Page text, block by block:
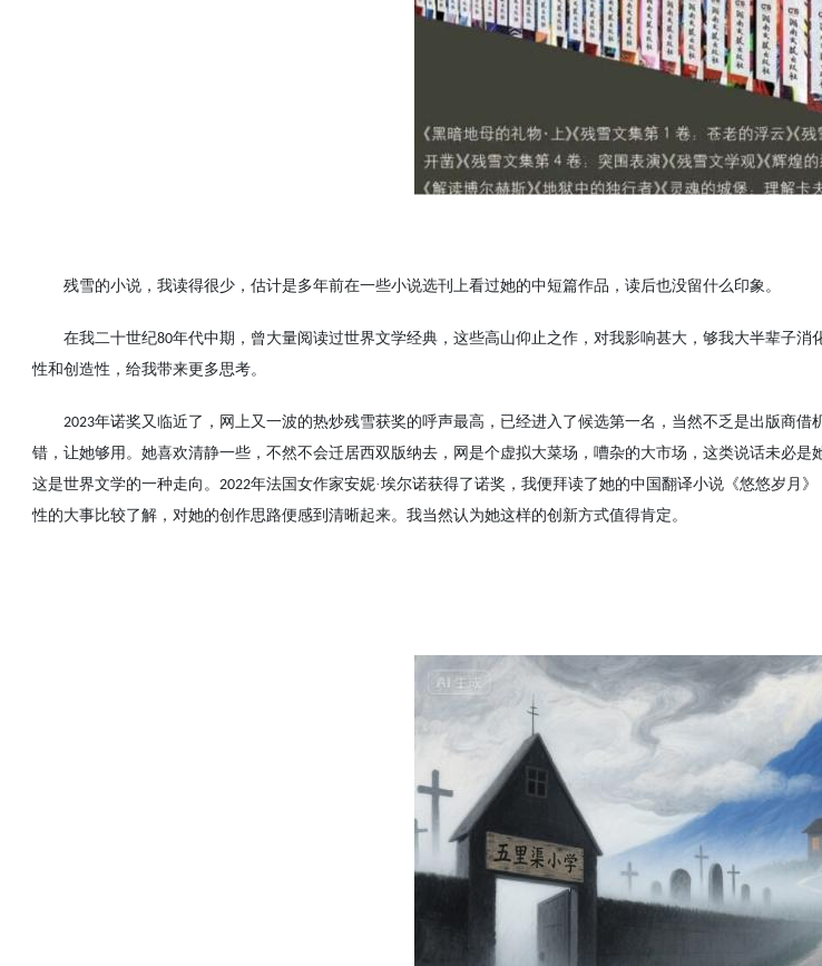
残雪的小说，我读得很少，估计是多年前在一些小说选刊上看过她的中短篇作品，读后也没留什么印象。
在我二十世纪80年代中期，曾大量阅读过世界文学经典，这些高山仰止之作，对我影响甚大，够我大半辈子
性和创造性，给我带来更多思考。
2023年诺奖又临近了，网上又一波的热炒残雪获奖的呼声最高，已经进入了候选第一名，当然不乏是出版商
错，让她够用。她喜欢清静一些，不然不会迁居西双版纳去，网是个虚拟大菜场，嘈杂的大市场，这类说话未必
这是世界文学的一种走向。 2022年法国女作家安妮·埃尔诺获得了诺奖，我便拜读了她的中国翻译小说《悠悠岁月
性的大事比较了解，对她的创作思路便感到清晰起来。我当然认为她这样的创新方式值得肯定。